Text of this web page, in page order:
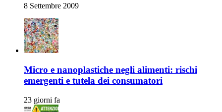
8 Settembre 2009
Micro e nanoplastiche negli alimenti: rischi
emergenti e tutela dei consumatori
23 giorni fa